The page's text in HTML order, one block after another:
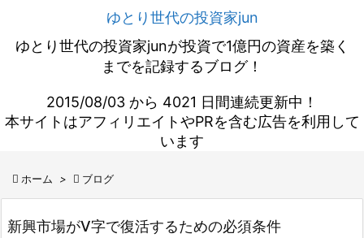
ゆとり世代の投資家jun
ゆとり世代の投資家junが投資で1億円の資産を築く
までを記録するブログ！
2015/08/03 から 4021 日間連続更新中！
本サイトはアフィリエイトやPRを含む広告を利用して
います
 ホーム >  ブログ
新興市場がV字で復活するための必須条件